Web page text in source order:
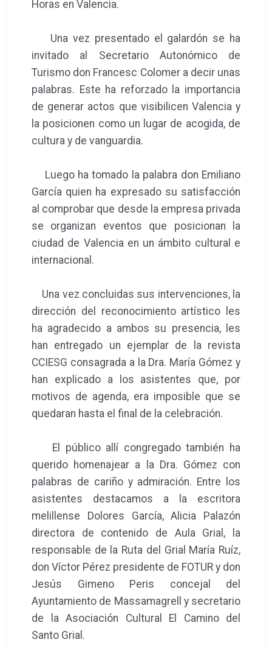
Horas en Valencia.
Una vez presentado el galardón se ha
invitado al Secretario Autonómico de
Turismo don Francesc Colomer a decir unas
palabras. Este ha reforzado la importancia
de generar actos que visibilicen Valencia y
la posicionen como un lugar de acogida, de
cultura y de vanguardia.
Luego ha tomado la palabra don Emiliano
García quien ha expresado su satisfacción
al comprobar que desde la empresa privada
se organizan eventos que posicionan la
ciudad de Valencia en un ámbito cultural e
internacional.
Una vez concluidas sus intervenciones, la
dirección del reconocimiento artístico les
ha agradecido a ambos su presencia, les
han entregado un ejemplar de la revista
CCIESG consagrada a la Dra. María Gómez y
han explicado a los asistentes que, por
motivos de agenda, era imposible que se
quedaran hasta el final de la celebración.
El público allí congregado también ha
querido homenajear a la Dra. Gómez con
palabras de cariño y admiración. Entre los
asistentes destacamos a la escritora
melillense Dolores García, Alicia Palazón
directora de contenido de Aula Grial, la
responsable de la Ruta del Grial María Ruíz,
don Víctor Pérez presidente de FOTUR y don
Jesús Gimeno Peris concejal del
Ayuntamiento de Massamagrell y secretario
de la Asociación Cultural El Camino del
Santo Grial.